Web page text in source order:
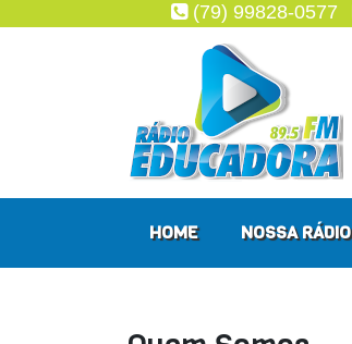
(79) 99828-0577
HOME NOSSA RÁDIO